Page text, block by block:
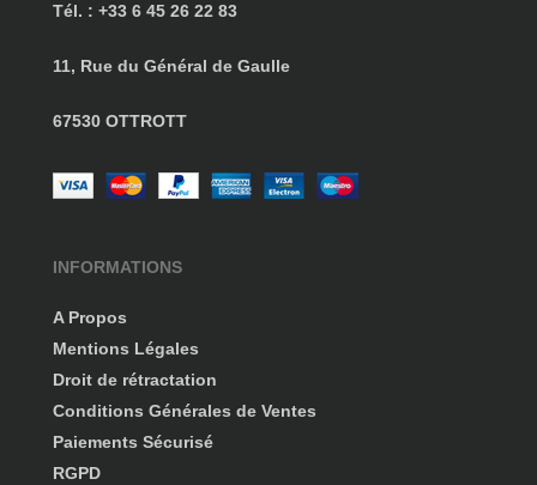
Tél. : +33 6 45 26 22 83
11, Rue du Général de Gaulle
67530 OTTROTT
INFORMATIONS
A Propos
Mentions Légales
Droit de rétractation
Conditions Générales de Ventes
Paiements Sécurisé
RGPD